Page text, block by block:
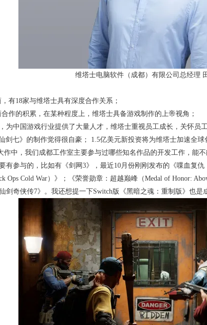
维塔士电脑软件（成都）有限公司总经理
有18家与维塔士具有深度合作关系；
作的积累，在某种程度上，维塔士具备游戏制作的上帝视角；
为中国游戏行业提供了大量人才，维塔士重视员工成长，关怀员
剑七》的制作觉得很自豪； 1.5亿美元新投资将为维塔士加速全球
作中，我们成都工作室主要参与过哪些知名作品的开发工作，能
有参与的，比如有《剑网3》，最近10月份刚刚发布的《喋血复
Ops Cold War）》；《荣誉勋章：超越巅峰（Medal of Honor:
剑奇侠传7》。我还想提一下Switch版《黑暗之魂：重制版》也是